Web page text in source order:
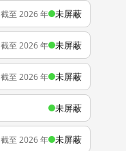
截至 2026 年 未屏蔽
截至 2026 年 未屏蔽
截至 2026 年 未屏蔽
未屏蔽
截至 2026 年 未屏蔽